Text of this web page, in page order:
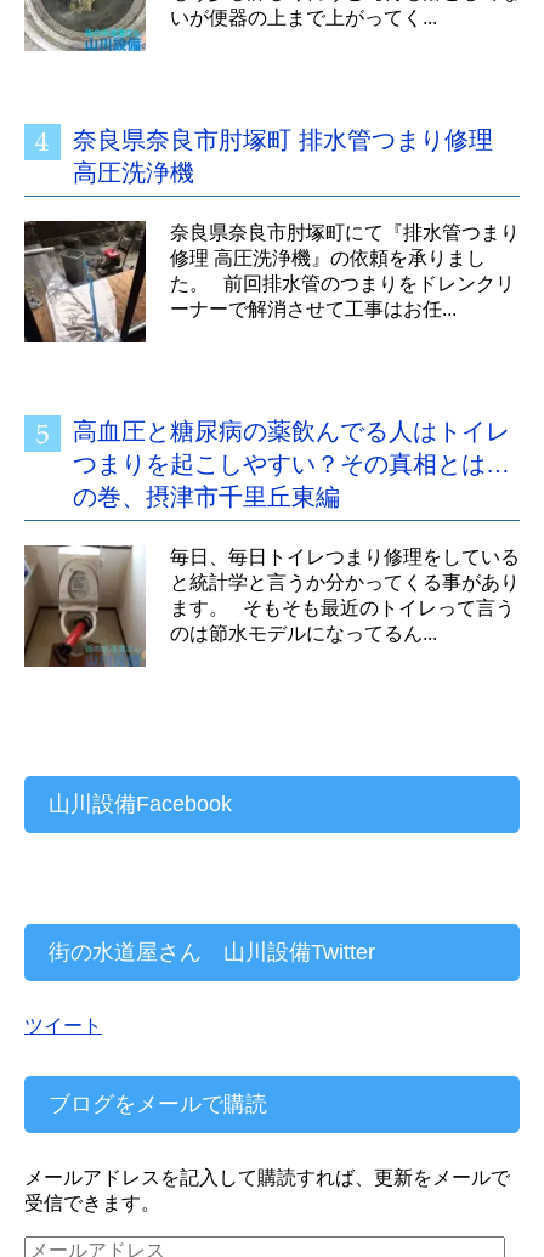
いが便器の上まで上がってく...
奈良県奈良市肘塚町 排水管つまり修理
高圧洗浄機
奈良県奈良市肘塚町にて『排水管つまり
修理 高圧洗浄機』の依頼を承りまし
た。 前回排水管のつまりをドレンクリ
ーナーで解消させて工事はお任...
高血圧と糖尿病の薬飲んでる人はトイレ
つまりを起こしやすい？その真相とは…
の巻、摂津市千里丘東編
毎日、毎日トイレつまり修理をしている
と統計学と言うか分かってくる事があり
ます。 そもそも最近のトイレって言う
のは節水モデルになってるん...
山川設備Facebook
街の水道屋さん 山川設備Twitter
ツイート
ブログをメールで購読
メールアドレスを記入して購読すれば、更新をメールで
受信できます。
メ